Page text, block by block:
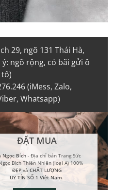
29, ngõ 131 Thái Hà,
ngõ rộng, có bãi gửi ô
tô)
(iMess, Zalo,
Whatsapp)
ĐẶT MUA
Ngọc Bích - Địa chỉ bán Trang Sức
Bích Thiên Nhiên (loại A) 100%
ĐẸPvà CHẤT LƯỢNG
UY TÍN SỐ 1 Việt Nam.